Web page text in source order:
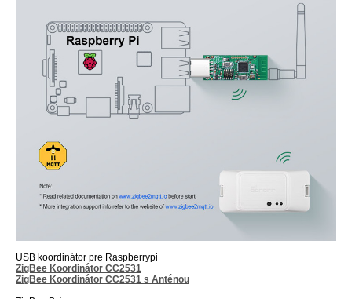
USB koordinátor pre Raspberrypi
ZigBee Koordinátor CC2531
ZigBee Koordinátor CC2531 s Anténou